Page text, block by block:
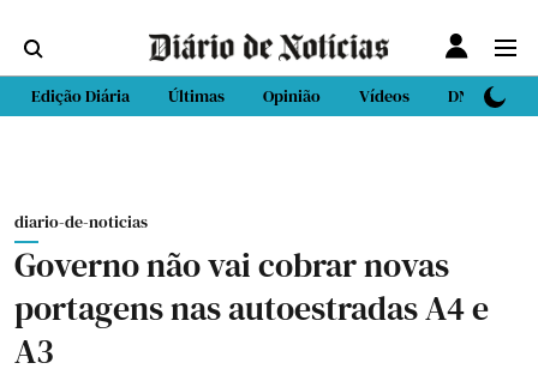
Edição Diária Últimas Opinião Vídeos DN Sport
diario-de-noticias
Governo não vai cobrar novas
portagens nas autoestradas A4 e
A3